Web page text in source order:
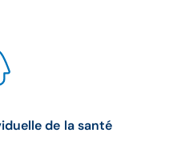
de la santé